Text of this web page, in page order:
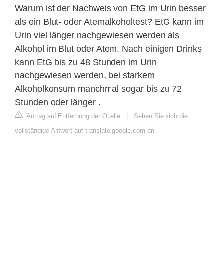
Warum ist der Nachweis von EtG im Urin besser
als ein Blut- oder Atemalkoholtest? EtG kann im
Urin viel länger nachgewiesen werden als
Alkohol im Blut oder Atem. Nach einigen Drinks
kann EtG bis zu 48 Stunden im Urin
nachgewiesen werden, bei starkem
Alkoholkonsum manchmal sogar bis zu 72
Stunden oder länger .
Antrag auf Entfernung der Quelle | Sehen Sie sich die
vollständige Antwort auf translate.google.com an